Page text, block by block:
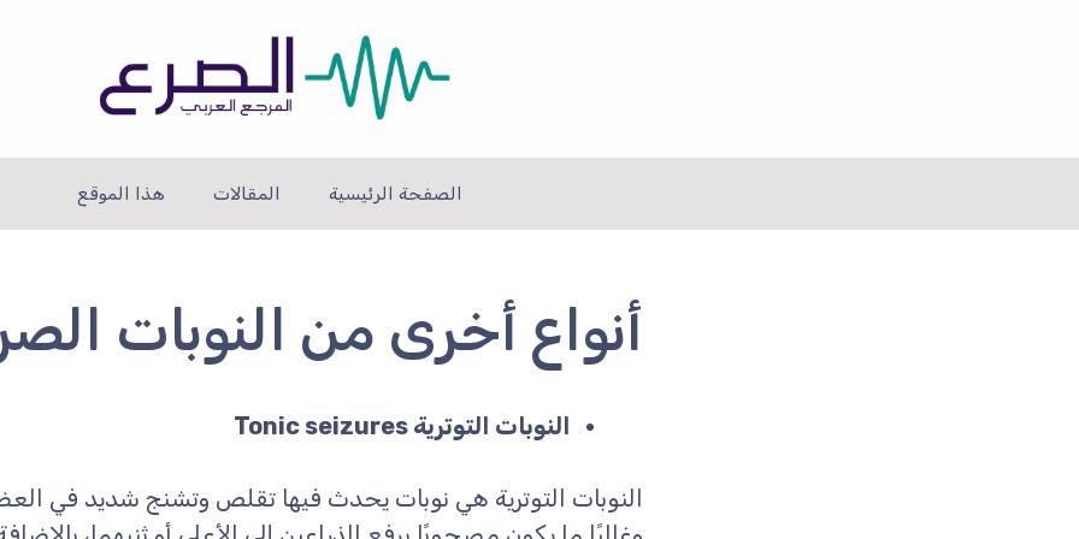
الصفحة الرئيسية المقالات هذا الموقع
أنواع أخرى من النوبات
النوبات التوترية Tonic seizures
النوبات التوترية هي نوبات يحدث فيها تقلص وتشنج شديد في